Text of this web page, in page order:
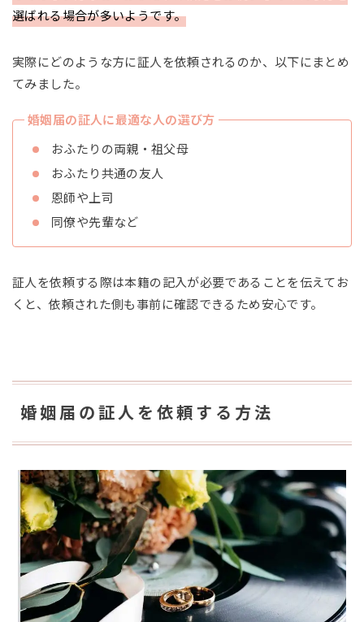
選ばれる場合が多いようです。
実際にどのような方に証人を依頼されるのか、以下にまとめ
てみました。
婚姻届の証人に最適な人の選び方
おふたりの両親・祖父母
おふたり共通の友人
恩師や上司
同僚や先輩など
証人を依頼する際は本籍の記入が必要であることを伝えてお
くと、依頼された側も事前に確認できるため安心です。
婚姻届の証人を依頼する方法